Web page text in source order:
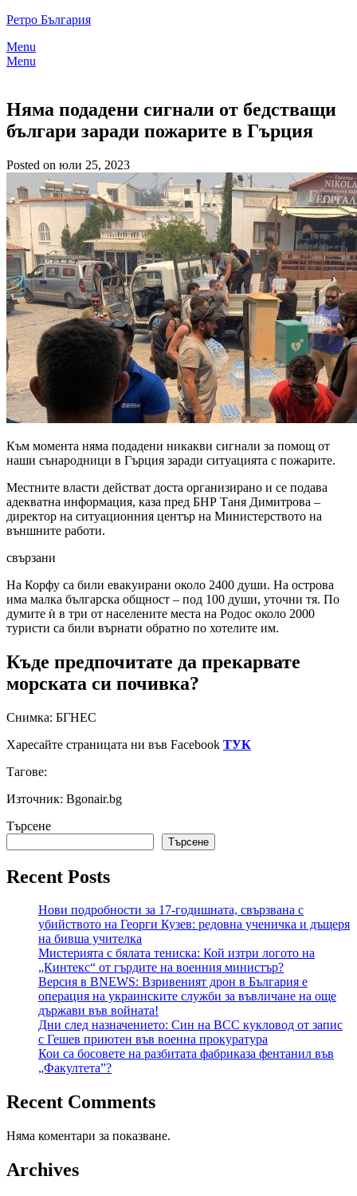
Skip
content
Ретро България
Menu
Menu
Няма подадени сигнали от бедстващи
българи заради пожарите в Гърция
Posted on юли 25, 2023
Към момента няма подадени никакви сигнали за помощ от
наши сънародници в Гърция заради ситуацията с пожарите.
Местните власти действат доста организирано и се подава
адекватна информация, каза пред БНР Таня Димитрова –
директор на ситуационния център на Министерството на
външните работи.
свързани
На Корфу са били евакуирани около 2400 души. На острова
има малка българска общност – под 100 души, уточни тя. По
думите ѝ в три от населените места на Родос около 2000
туристи са били върнати обратно по хотелите им.
Къде предпочитате да прекарвате
морската си почивка?
Снимка: БГНЕС
Харесайте страницата ни във Facebook ТУК
Тагове:
Източник: Bgonair.bg
Търсене
Търсене
Recent Posts
Нови подробности за 17-годишната, свързвана с
убийството на Георги Кузев: редовна ученичка и дъщеря
на бивша учителка
Мистерията с бялата тениска: Кой изтри логото на
„Кинтекс“ от гърдите на военния министър?
Версия в BNEWS: Взривеният дрон в България е
операция на украинските служби за въвличане на още
държави във войната!
Дни след назначението: Син на ВСС кукловод от запис
с Гешев приютен във военна прокуратура
Кои са босовете на разбитата фабриказа фентанил във
„Факултета”?
Recent Comments
Няма коментари за показване.
Archives